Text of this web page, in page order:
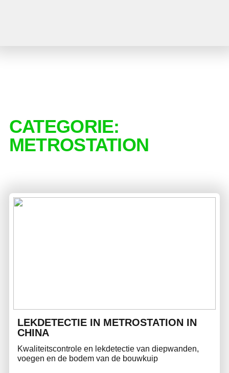
CATEGORIE:
METROSTATION
LEKDETECTIE IN METROSTATION IN
CHINA
Kwaliteitscontrole en lekdetectie van diepwanden,
voegen en de bodem van de bouwkuip